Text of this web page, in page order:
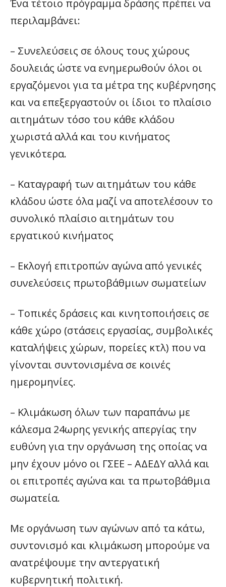
Ένα τέτοιο πρόγραμμα δράσης πρέπει να
περιλαμβάνει:
– Συνελεύσεις σε όλους τους χώρους
δουλειάς ώστε να ενημερωθούν όλοι οι
εργαζόμενοι για τα μέτρα της κυβέρνησης
και να επεξεργαστούν οι ίδιοι το πλαίσιο
αιτημάτων τόσο του κάθε κλάδου
χωριστά αλλά και του κινήματος
γενικότερα.
– Καταγραφή των αιτημάτων του κάθε
κλάδου ώστε όλα μαζί να αποτελέσουν το
συνολικό πλαίσιο αιτημάτων του
εργατικού κινήματος
– Εκλογή επιτροπών αγώνα από γενικές
συνελεύσεις πρωτοβάθμιων σωματείων
– Τοπικές δράσεις και κινητοποιήσεις σε
κάθε χώρο (στάσεις εργασίας, συμβολικές
καταλήψεις χώρων, πορείες κτλ) που να
γίνονται συντονισμένα σε κοινές
ημερομηνίες.
– Κλιμάκωση όλων των παραπάνω με
κάλεσμα 24ωρης γενικής απεργίας την
ευθύνη για την οργάνωση της οποίας να
μην έχουν μόνο οι ΓΣΕΕ – ΑΔΕΔΥ αλλά και
οι επιτροπές αγώνα και τα πρωτοβάθμια
σωματεία.
Με οργάνωση των αγώνων από τα κάτω,
συντονισμό και κλιμάκωση μπορούμε να
ανατρέψουμε την αντεργατική
κυβερνητική πολιτική.